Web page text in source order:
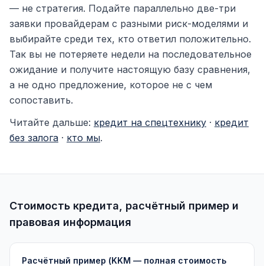
— не стратегия. Подайте параллельно две-три
заявки провайдерам с разными риск-моделями и
выбирайте среди тех, кто ответил положительно.
Так вы не потеряете недели на последовательное
ожидание и получите настоящую базу сравнения,
а не одно предложение, которое не с чем
сопоставить.
Читайте дальше: кредит на спецтехнику · кредит
без залога · кто мы.
Стоимость кредита, расчётный пример и
правовая информация
Расчётный пример (KKM — полная стоимость